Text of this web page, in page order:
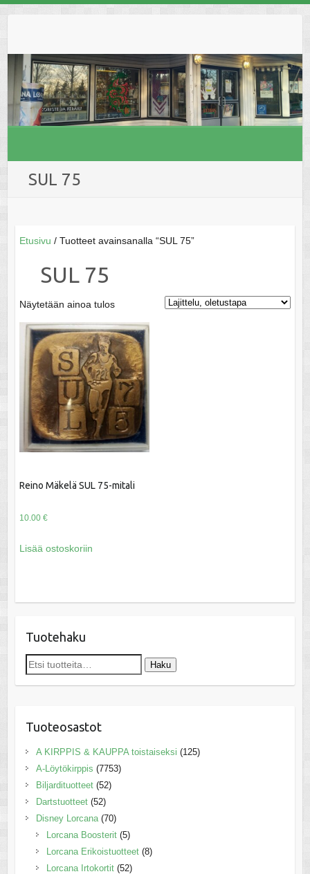
SUL 75
Etusivu / Tuotteet avainsanalla “SUL 75”
SUL 75
Näytetään ainoa tulos
Reino Mäkelä SUL 75-mitali
10.00 €
Lisää ostoskoriin
Tuotehaku
Etsi: Haku
Tuoteosastot
A KIRPPIS & KAUPPA toistaiseksi (125)
A-Löytökirppis (7753)
Biljardituotteet (52)
Dartstuotteet (52)
Disney Lorcana (70)
Lorcana Boosterit (5)
Lorcana Erikoistuotteet (8)
Lorcana Irtokortit (52)